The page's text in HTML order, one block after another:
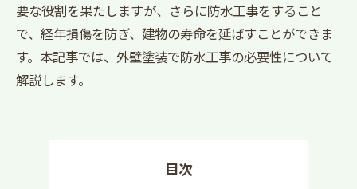
要な役割を果たしますが、さらに防水工事をすること
で、経年損傷を防ぎ、建物の寿命を延ばすことができま
す。本記事では、外壁塗装で防水工事の必要性について
解説します。
目次